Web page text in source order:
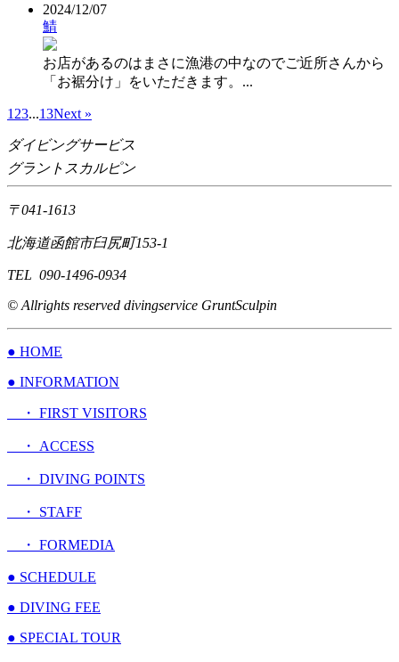
2024/12/07
鯖
お店があるのはまさに漁港の中なのでご近所さんから
「お裾分け」をいただきます。...
1 23...13Next »
ダイビングサービス
グラントスカルピン
〒041-1613
北海道函館市臼尻町153-1
TEL 090-1496-0934
© Allrights reserved divingservice GruntSculpin
● HOME
● INFORMATION
・ FIRST VISITORS
・ ACCESS
・ DIVING POINTS
・ STAFF
・ FORMEDIA
● SCHEDULE
● DIVING FEE
● SPECIAL TOUR